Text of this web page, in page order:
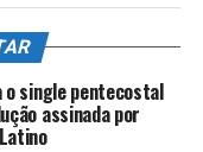
o single pentecostal
assinada por